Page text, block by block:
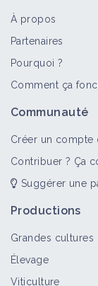
À propos
Partenaires
Pourquoi ?
Comment ça
Communauté
Créer un compte
Contribuer ? Ça
Suggérer une
Productions
Grandes cultures
Élevage
Viticulture